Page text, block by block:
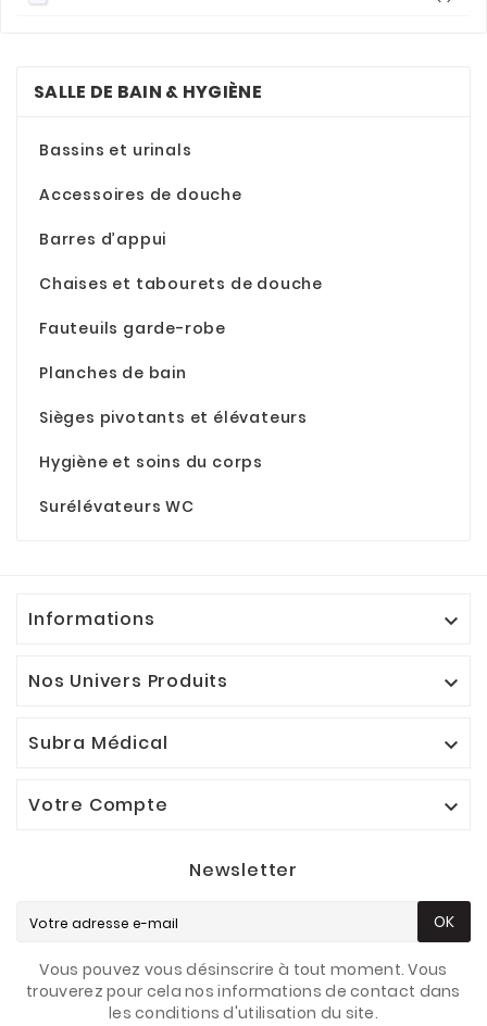
SALLE DE BAIN & HYGIÈNE
Bassins et urinals
Accessoires de douche
Barres d’appui
Chaises et tabourets de douche
Fauteuils garde-robe
Planches de bain
Sièges pivotants et élévateurs
Hygiène et soins du corps
Surélévateurs WC
Informations 
Nos Univers Produits 
Subra Médical 
Votre Compte 
Newsletter
OK
Vous pouvez vous désinscrire à tout moment. Vous
trouverez pour cela nos informations de contact dans
les conditions d'utilisation du site.